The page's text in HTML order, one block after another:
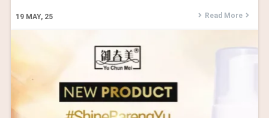
19 MAY, 25 Read More